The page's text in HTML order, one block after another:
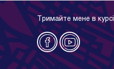
Тримайте мене в курсі